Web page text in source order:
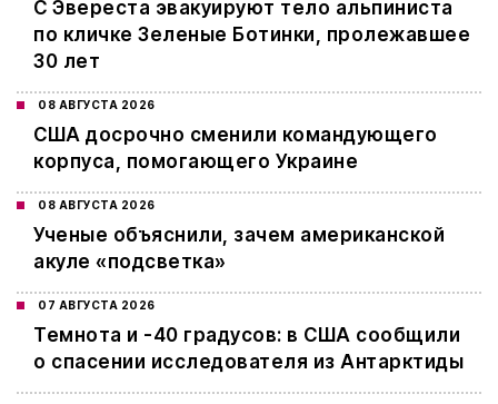
С Эвереста эвакуируют тело альпиниста
по кличке Зеленые Ботинки, пролежавшее
30 лет
08 АВГУСТА 2026
США досрочно сменили командующего
корпуса, помогающего Украине
08 АВГУСТА 2026
Ученые объяснили, зачем американской
акуле «подсветка»
07 АВГУСТА 2026
Темнота и -40 градусов: в США сообщили
о спасении исследователя из Антарктиды